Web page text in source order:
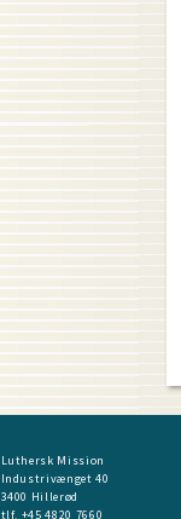
Luthersk Mission
Industrivænget 40
3400 Hillerød
tlf. +45 4820 7660